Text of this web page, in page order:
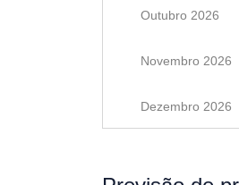
Outubro 2026
Novembro 2026
Dezembro 2026